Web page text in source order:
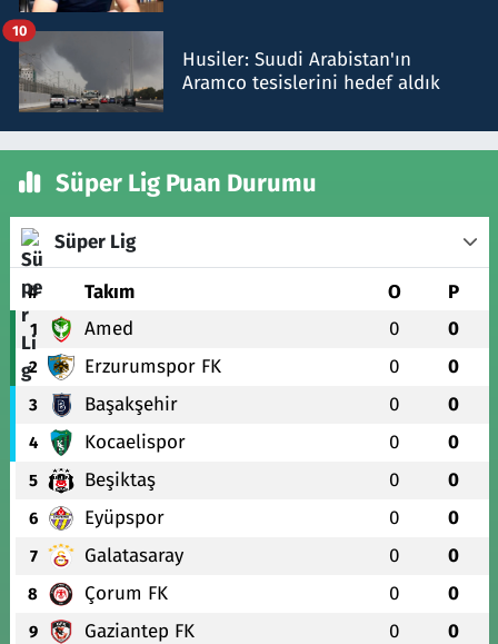
Husiler: Suudi Arabistan'ın
Aramco tesislerini hedef aldık
10
Süper Lig Puan Durumu
Süper Lig
# Takım O P
1 Amed 0 0
2 Erzurumspor FK 0 0
3 Başakşehir 0 0
4 Kocaelispor 0 0
5 Beşiktaş 0 0
6 Eyüpspor 0 0
7 Galatasaray 0 0
8 Çorum FK 0 0
9 Gaziantep FK 0 0